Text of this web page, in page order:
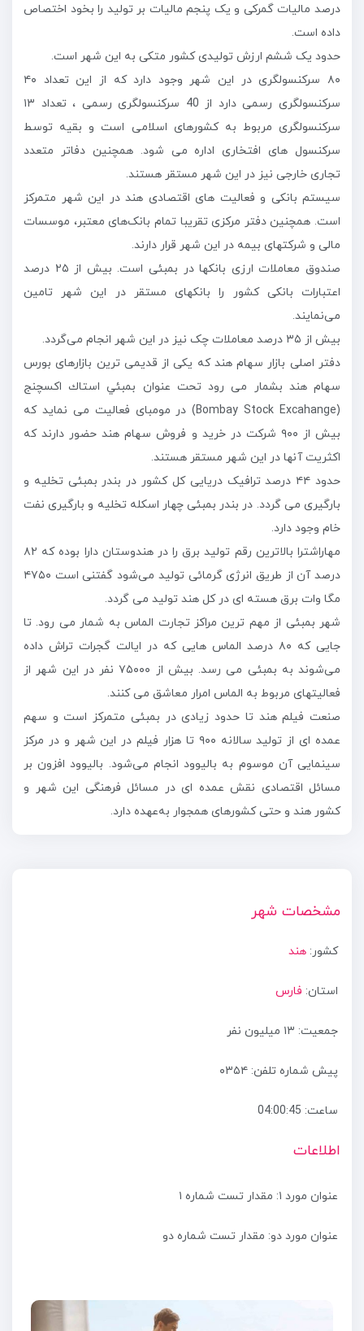
درصد مالیات گمرکی و یک پنجم مالیات بر تولید را بخود اختصاص
داده است.
حدود یک ششم ارزش تولیدی کشور متکی به این شهر است.
۸۰ سرکنسولگری در این شهر وجود دارد که از این تعداد ۴۰
سرکنسولگری رسمی دارد از 40 سرکنسولگری رسمی ، تعداد ۱۳
سرکنسولگری مربوط به کشورهای اسلامی است و بقیه توسط
سرکنسول های افتخاری اداره می شود. همچنین دفاتر متعدد
تجاری خارجی نیز در این شهر مستقر هستند.
سیستم بانکی و فعالیت های اقتصادی هند در این شهر متمرکز
است. همچنین دفتر مرکزی تقریبا تمام بانک‌های معتبر، موسسات
مالی و شرکتهای بیمه در این شهر قرار دارند.
صندوق معاملات ارزی بانکها در بمبئی است. بیش از ۲۵ درصد
اعتبارات بانکی کشور را بانکهای مستقر در این شهر تامین
می‌نمایند.
بیش از ۳۵ درصد معاملات چک نیز در این شهر انجام می‌گردد.
دفتر اصلی بازار سهام هند که یکی از قدیمی ترین بازارهای بورس
سهام هند بشمار می رود تحت عنوان بمبئي استاك اكسچنج
(Bombay Stock Excahange) در مومبای فعالیت می نماید كه
بیش از ۹۰۰ شرکت در خرید و فروش سهام هند حضور دارند که
اکثریت آنها در اين شهر مستقر هستند.
حدود ۴۴ درصد ترافیک دریایی کل کشور در بندر بمبئی تخلیه و
بارگیری می گردد. در بندر بمبئی چهار اسکله تخلیه و بارگیری نفت
خام وجود دارد.
مهاراشترا بالاترین رقم تولید برق را در هندوستان دارا بوده که ۸۲
درصد آن از طریق انرژی گرمائی تولید می‌شود گفتنی است ۴۷۵۰
مگا وات برق هسته ای در کل هند تولید می گردد.
شهر بمبئی از مهم ترین مراکز تجارت الماس به شمار می رود. تا
جایی که ۸۰ درصد الماس هایی که در ایالت گجرات تراش داده
می‌شوند به بمبئی می رسد. بیش از ۷۵۰۰۰ نفر در این شهر از
فعالیتهای مربوط به الماس امرار معاشق می کنند.
صنعت فیلم هند تا حدود زیادی در بمبئی متمرکز است و سهم
عمده ای از تولید سالانه ۹۰۰ تا هزار فیلم در این شهر و در مرکز
سینمایی آن موسوم به بالیوود انجام می‌شود. بالیوود افزون بر
مسائل اقتصادی نقش عمده ای در مسائل فرهنگی این شهر و
کشور هند و حتی کشورهای همجوار به‌عهده دارد.
مشخصات شهر
کشور: هند
استان: فارس
جمعیت: ۱۳ میلیون نفر
پیش شماره تلفن: ۰۳۵۴
ساعت: 04:00:46
اطلاعات
عنوان مورد ۱: مقدار تست شماره ۱
عنوان مورد دو: مقدار تست شماره دو